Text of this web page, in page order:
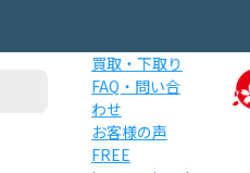
買取・下取り
FAQ・問い合
わせ
お客様の声
FREE